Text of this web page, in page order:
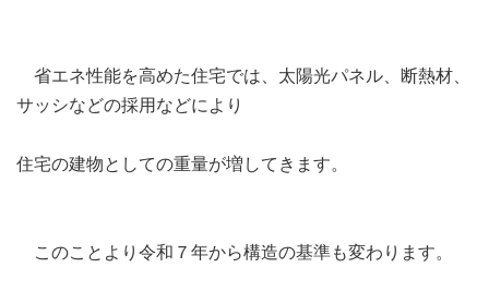
省エネ性能を高めた住宅では、太陽光パネル、断熱材、
サッシなどの採用などにより
住宅の建物としての重量が増してきます。
このことより令和７年から構造の基準も変わります。